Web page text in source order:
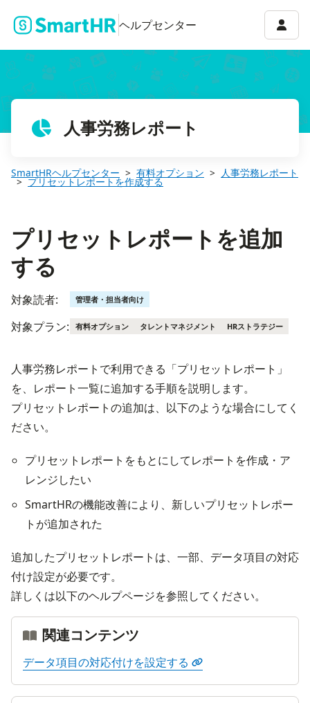
ヘルプセンター アカ
人事労務レポート
SmartHRヘルプセンター 有料オプション 人事労務レポート
プリセットレポートを作成する
プリセットレポートを追加
する
対象読者: 管理者・担当者向け
対象プラン: 有料オプション タレントマネジメント HRストラテジー
人事労務レポートで利用できる「プリセットレポート」
を、レポート一覧に追加する手順を説明します。
プリセットレポートの追加は、以下のような場合にしてく
ださい。
プリセットレポートをもとにしてレポートを作成・ア
レンジしたい
SmartHRの機能改善により、新しいプリセットレポー
トが追加された
追加したプリセットレポートは、一部、データ項目の対応
付け設定が必要です。
詳しくは以下のヘルプページを参照してください。
関連コンテンツ
データ項目の対応付けを設定する